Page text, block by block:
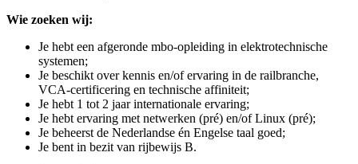
Wie zoeken wij:
Je hebt een afgeronde mbo-opleiding in elektrotechnische
systemen;
Je beschikt over kennis en/of ervaring in de railbranche,
VCA-certificering en technische affiniteit;
Je hebt 1 tot 2 jaar internationale ervaring;
Je hebt ervaring met netwerken (pré) en/of Linux (pré);
Je beheerst de Nederlandse én Engelse taal goed;
Je bent in bezit van rijbewijs B.